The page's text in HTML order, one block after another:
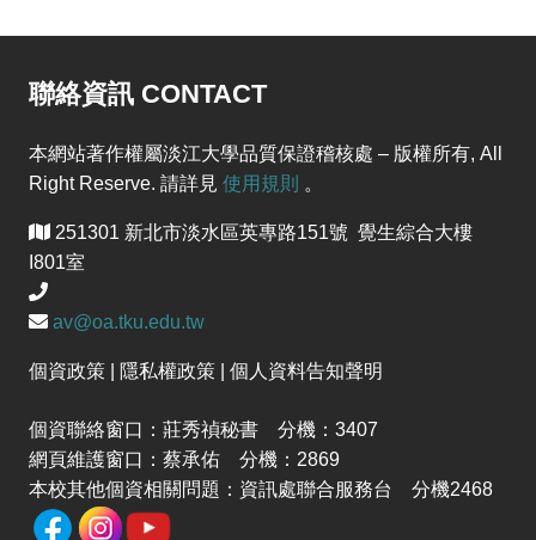
聯絡資訊 CONTACT
本網站著作權屬淡江大學品質保證稽核處 – 版權所有, All
Right Reserve. 請詳見 使用規則 。
251301 新北市淡水區英專路151號 覺生綜合大樓
I801室
av@oa.tku.edu.tw
個資政策 | 隱私權政策 | 個人資料告知聲明
個資聯絡窗口：莊秀禎秘書 分機：3407
網頁維護窗口：蔡承佑 分機：2869
本校其他個資相關問題：資訊處聯合服務台 分機2468